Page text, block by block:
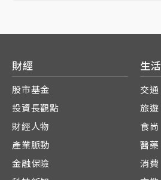
財經
股市基金
投資長觀點
財經人物
產業脈動
金融保險
生活
交通
旅遊
食尚
醫藥
消費